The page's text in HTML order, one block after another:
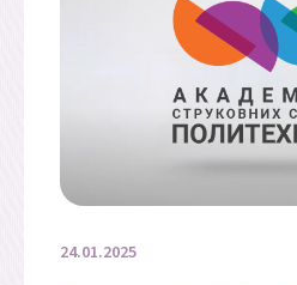
24.01.2025